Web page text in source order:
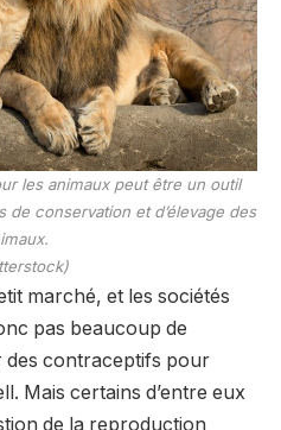
les animaux peut être un outil
conservation et d’élevage des
marché, et les sociétés
pas beaucoup de
contraceptifs pour
Mais certains d’entre eux
de la reproduction